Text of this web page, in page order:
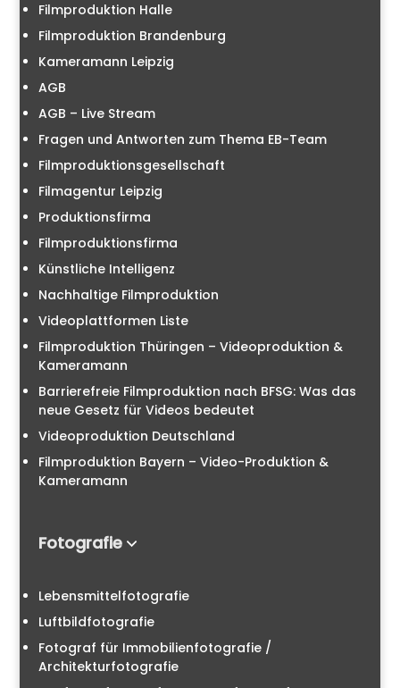
Filmproduktion Halle
Filmproduktion Brandenburg
Kameramann Leipzig
AGB
AGB – Live Stream
Fragen und Antworten zum Thema EB-Team
Filmproduktionsgesellschaft
Filmagentur Leipzig
Produktionsfirma
Filmproduktionsfirma
Künstliche Intelligenz
Nachhaltige Filmproduktion
Videoplattformen Liste
Filmproduktion Thüringen – Videoproduktion &
Kameramann
Barrierefreie Filmproduktion nach BFSG: Was das
neue Gesetz für Videos bedeutet
Videoproduktion Deutschland
Filmproduktion Bayern – Video-Produktion &
Kameramann
Fotografie
Lebensmittelfotografie
Luftbildfotografie
Fotograf für Immobilienfotografie /
Architekturfotografie